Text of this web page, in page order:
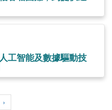
工智能及數據驅動技
›